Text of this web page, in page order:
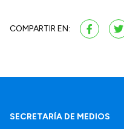
COMPARTIR EN:
SECRETARÍA DE MEDIOS